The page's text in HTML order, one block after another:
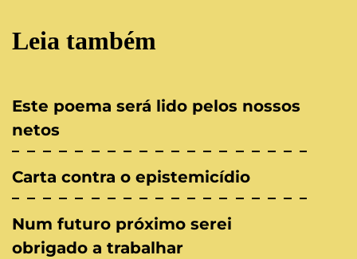
Leia também
Este poema será lido pelos nossos
netos
Carta contra o epistemicídio
Num futuro próximo serei
obrigado a trabalhar